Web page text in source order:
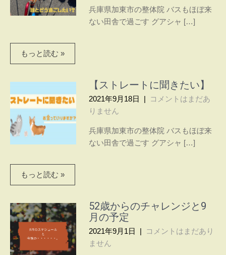
痛み
を改
ルト
レー
ナ
ー
たき
本さ
く軽
やか
を目
兵庫県加東市の整体院 バスもほぼ来
ない田舎で過ごす グアシャ […]
もっと読む »
【ストレートに聞きたい】
2021年9月18日
コメントはまだあ
りません
兵庫県加東市の整体院 バスもほぼ来
ない田舎で過ごす グアシャ […]
もっと読む »
52歳からのチャレンジと9
月の予定
2021年9月1日
コメントはまだあり
ません